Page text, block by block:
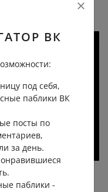
жителей
лишились
ВК
под себя,
паблики ВК
посты по
за день.
паблики -